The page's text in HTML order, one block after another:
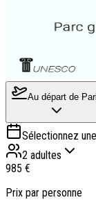
Au départ de
Sélectionnez
2 adultes
985 €
Prix par personne